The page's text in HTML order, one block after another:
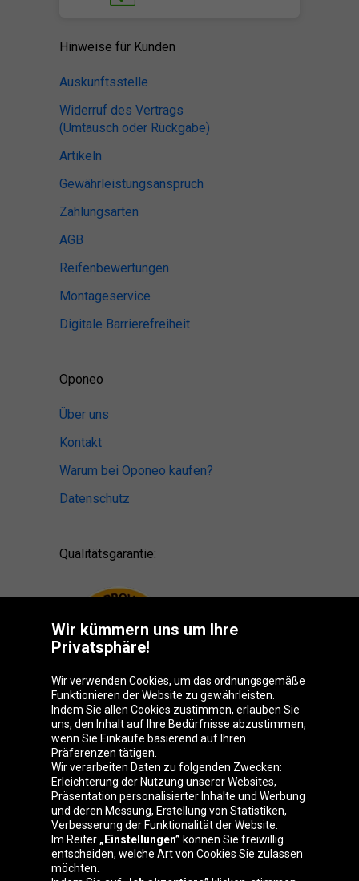
Hinweise für Kunden
Auskunftsstelle
Widerruf des Vertrags
(Umtausch oder Rückgabe)
Artikeln
Gewährleistungsanspruch
Zahlungsarten
AGB
Reifenbewertungen
Montageservice
Digitale Barrierefreiheit
Oponeo
Über uns
Kontakt
Warum bei Oponeo kaufen?
Datenschutz
Qualitätsgarantie:
Oponeo-Gruppe
Belgique
Česká
republika
Deutschland Éire
Wir kümmern uns um Ihre
Privatsphäre!
Wir verwenden Cookies, um das ordnungsgemäße
Funktionieren der Website zu gewährleisten.
Indem Sie allen Cookies zustimmen, erlauben Sie
uns, den Inhalt auf Ihre Bedürfnisse abzustimmen,
wenn Sie Einkäufe basierend auf Ihren
Präferenzen tätigen.
Wir verarbeiten Daten zu folgenden Zwecken:
Erleichterung der Nutzung unserer Websites,
Präsentation personalisierter Inhalte und Werbung
und deren Messung, Erstellung von Statistiken,
Verbesserung der Funktionalität der Website.
Im Reiter „Einstellungen” können Sie freiwillig
entscheiden, welche Art von Cookies Sie zulassen
möchten.